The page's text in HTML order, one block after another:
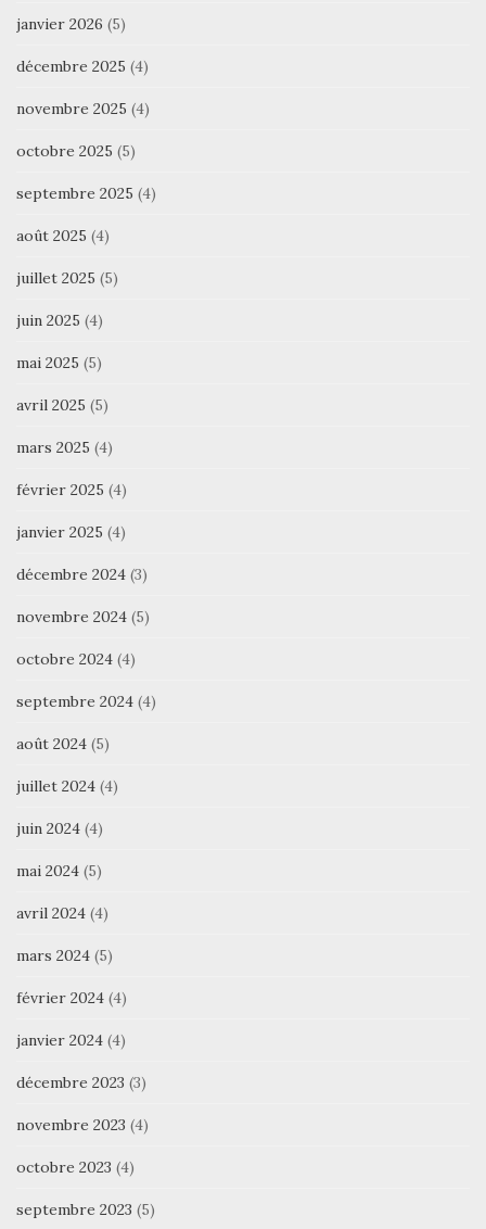
janvier 2026 (5)
décembre 2025 (4)
novembre 2025 (4)
octobre 2025 (5)
septembre 2025 (4)
août 2025 (4)
juillet 2025 (5)
juin 2025 (4)
mai 2025 (5)
avril 2025 (5)
mars 2025 (4)
février 2025 (4)
janvier 2025 (4)
décembre 2024 (3)
novembre 2024 (5)
octobre 2024 (4)
septembre 2024 (4)
août 2024 (5)
juillet 2024 (4)
juin 2024 (4)
mai 2024 (5)
avril 2024 (4)
mars 2024 (5)
février 2024 (4)
janvier 2024 (4)
décembre 2023 (3)
novembre 2023 (4)
octobre 2023 (4)
septembre 2023 (5)